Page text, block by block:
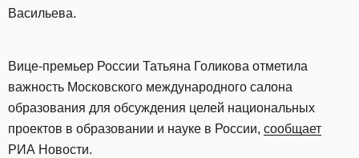
Васильева.
Вице-премьер России Татьяна Голикова отметила
важность Московского международного салона
образования для обсуждения целей национальных
проектов в образовании и науке в России, сообщает
РИА Новости.